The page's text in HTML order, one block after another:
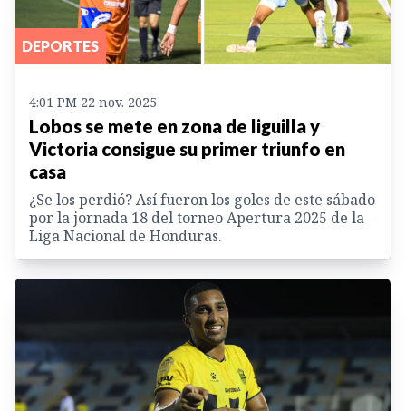
DEPORTES
4:01 PM 22 nov. 2025
Lobos se mete en zona de liguilla y
Victoria consigue su primer triunfo en
casa
¿Se los perdió? Así fueron los goles de este sábado
por la jornada 18 del torneo Apertura 2025 de la
Liga Nacional de Honduras.